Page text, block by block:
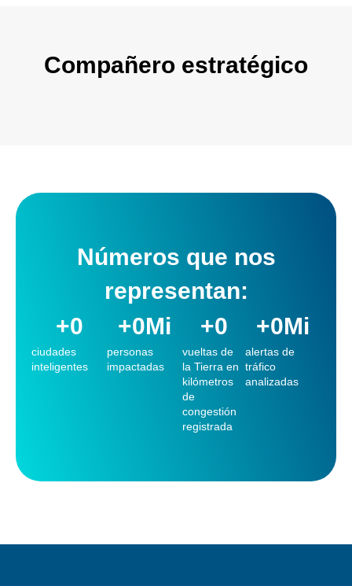
Compañero estratégico
Números que nos
representan:
ciudades
inteligentes
+0
personas
impactadas
+0Mi
vueltas de
la Tierra en
kilómetros
de
congestión
registrada
+0
alertas de
tráfico
analizadas
+0Mi